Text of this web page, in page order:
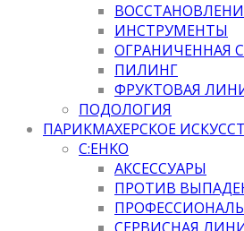
ИНСТРУМЕНТЫ
ОГРАНИЧЕННАЯ
ПИЛИНГ
ФРУКТОВАЯ
ПОДОЛОГИЯ
ПАРИКМАХЕРСКОЕ
C:EHKO
АКСЕССУАРЫ
ПРОТИВ